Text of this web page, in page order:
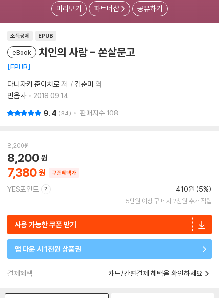
미리보기 파트너샵 공유하기
소득공제 EPUB
eBook 치인의 사랑 - 쏜살문고
EPUB
다니자키 준이치로 저 김춘미 역
민음사
2018.09.14.
9.4 34 판매지수 108
8,200원
7,380
8,200
쿠폰혜택가
YES포인트 410원 (5%)
5만원 이상 구매 시 2천원 추가 적립
사용 가능한 쿠폰 받기
앱 다운 시 1천원 상품권
결제혜택 카드/간편결제 혜택을 확인하세요